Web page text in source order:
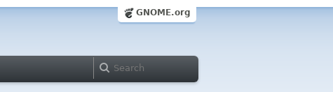
GNOME.org